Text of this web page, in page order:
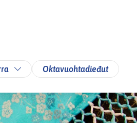
Toggle Dropdown
Oktavuohtadieđut